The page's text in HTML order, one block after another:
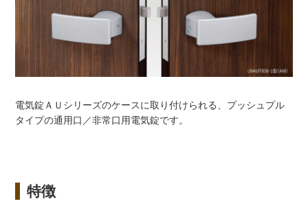
電気錠ＡＵシリーズのケースに取り付けられる、プッシュプル
タイプの通用口／非常口用電気錠です。
特徴